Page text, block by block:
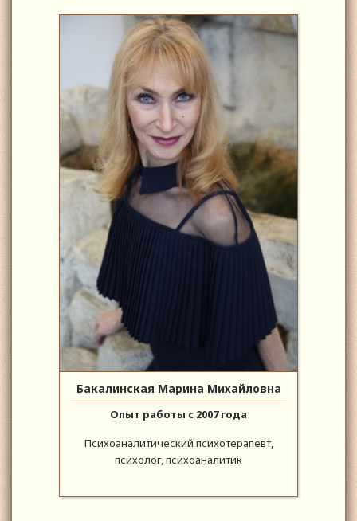
Бакалинская Марина Михайловна
Опыт работы с 2007 года
Психоаналитический психотерапевт,
психолог, психоаналитик